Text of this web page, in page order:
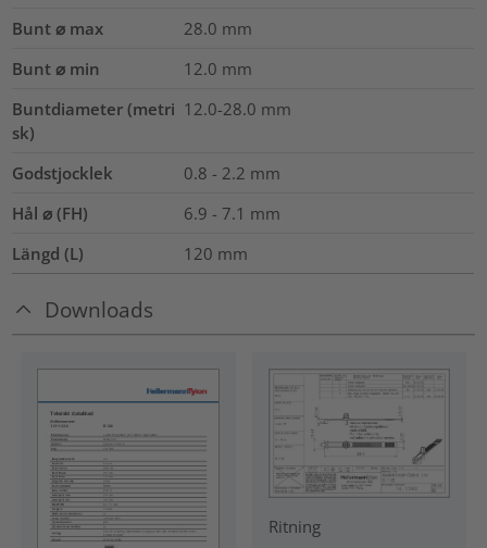
Bunt ⌀ max
28.0 mm
Bunt ⌀ min
12.0 mm
Buntdiameter (metri
sk)
12.0-28.0 mm
Godstjocklek
0.8 - 2.2 mm
Hål ⌀ (FH)
6.9 - 7.1 mm
Längd (L)
120 mm
Downloads
Ritning